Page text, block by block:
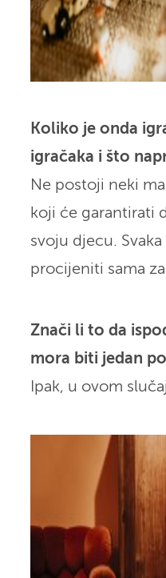
Koliko je onda
igračaka i što
Ne postoji neki
koji će garantirati
svoju djecu.
procijeniti sama za
Znači li to da
mora biti jedan
Ipak, u ovom